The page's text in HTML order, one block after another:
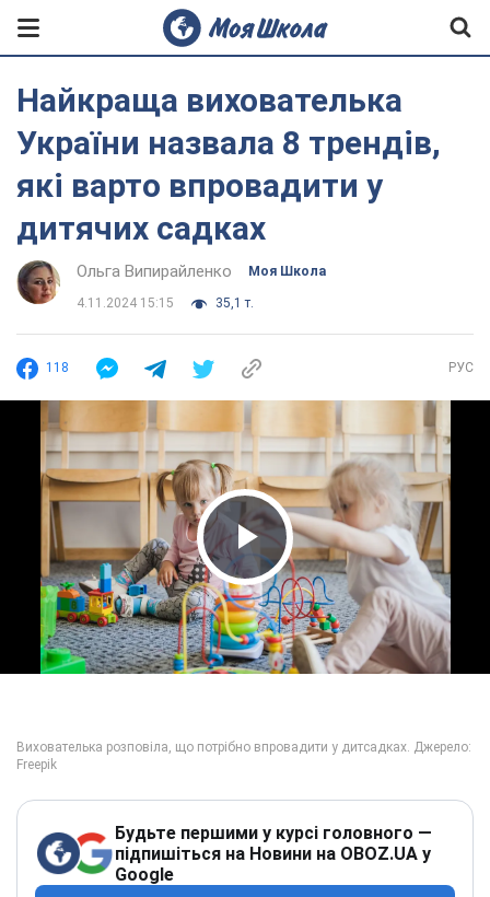
Найкраща вихователька
України назвала 8 трендів,
які варто впровадити у
дитячих садках
Ольга Випирайленко Моя Школа
4.11.2024 15:15 35,1 т.
118 РУС
Play Video
Будьте першими у курсі головного —
підпишіться на Новини на OBOZ.UA у
Google